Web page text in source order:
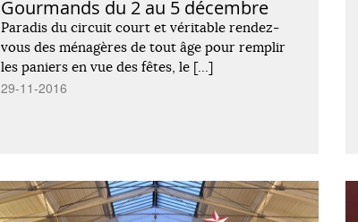
Gourmands du 2 au 5 décembre
Paradis du circuit court et véritable rendez-
vous des ménagères de tout âge pour remplir
les paniers en vue des fêtes, le […]
29-11-2016